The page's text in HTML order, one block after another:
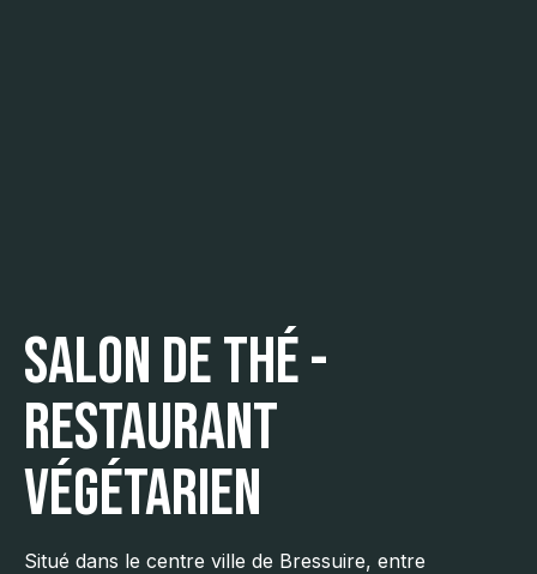
Salon de Thé -
Restaurant
végétarien
Situé dans le centre ville de Bressuire, entre